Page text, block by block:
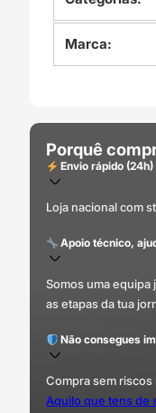
Marca:
Porquê
Envio rápido
Loja nacional com
Apoio técnico,
Somos uma equipa
as etapas da tua
Não consegues
Compra sem riscos
Aquilo que tens de